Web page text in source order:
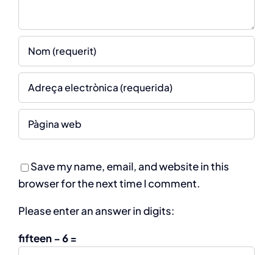
Save my name, email, and website in this
browser for the next time I comment.
Please enter an answer in digits:
fifteen − 6 =